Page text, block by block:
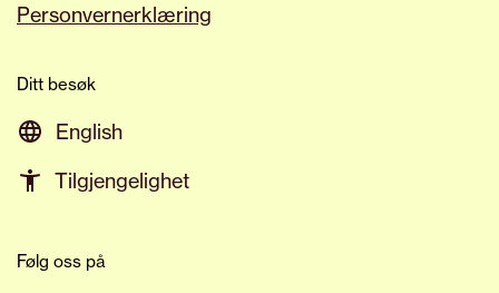
Personvernerklæring
Ditt besøk
English
Tilgjengelighet
Følg oss på